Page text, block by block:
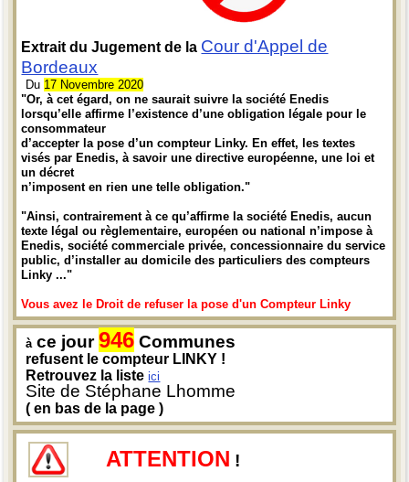
Extrait du Jugement de la Cour d'Appel de
Bordeaux
Du 17 Novembre 2020
"Or, à cet égard, on ne saurait suivre la société Enedis
lorsqu’elle affirme l’existence d’une obligation légale pour le
consommateur
d’accepter la pose d’un compteur Linky. En effet, les textes
visés par Enedis, à savoir une directive européenne, une loi et
un décret
n’imposent en rien une telle obligation."
"Ainsi, contrairement à ce qu’affirme la société Enedis, aucun
texte légal ou règlementaire, européen ou national n’impose à
Enedis, société commerciale privée, concessionnaire du service
public, d’installer au domicile des particuliers des compteurs
Linky ..."
Vous avez le Droit de refuser la pose d'un Compteur Linky
à ce jour946 Communes
refusent le compteur LINKY !
Retrouvez la listeici
Site de Stéphane Lhomme
( en bas de la page )
ATTENTION !